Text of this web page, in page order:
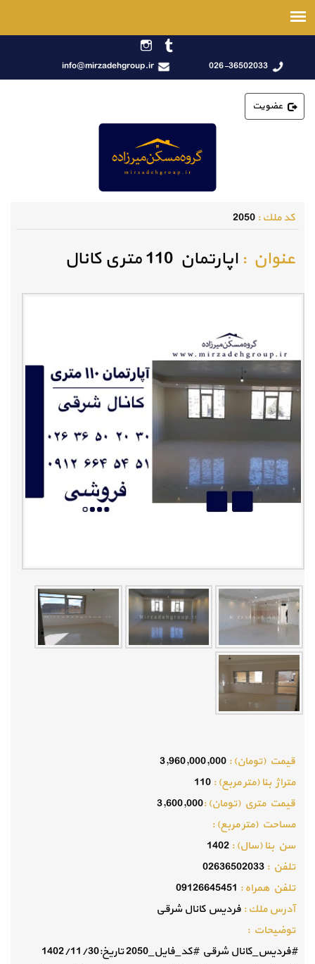
026-36502033
info@mirzadehgroup.ir
عضویت
كد ملك :2050
عنوان :اپارتمان 110 متری کانال
قيمت (تومان) :3,960,000,000
متراژ بنا (متر مربع) :110
قيمت متري (تومان) :3,600,000
مساحت (متر مربع) :
سن بنا (سال) :1402
تلفن :02636502033
تلفن همراه : 09126645451
آدرس ملك :فردیس کانال شرقی
توضيحات :
#فردیس_کانال شرقی #کد_فایل_2050 تاریخ:1402/11/30